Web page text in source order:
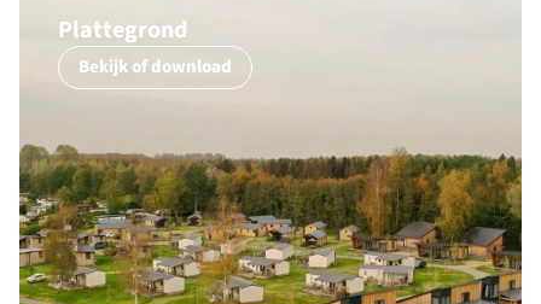
Plattegrond
Bekijk of download